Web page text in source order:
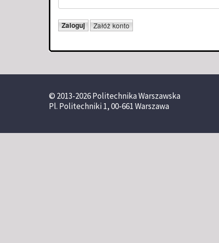
© 2013-2026 Politechnika Warszawska
Pl. Politechniki 1, 00-661 Warszawa